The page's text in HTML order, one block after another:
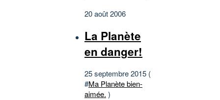
20 août 2006
La Planète
en danger!
25 septembre 2015 (
#Ma Planète bien-
aimée. )